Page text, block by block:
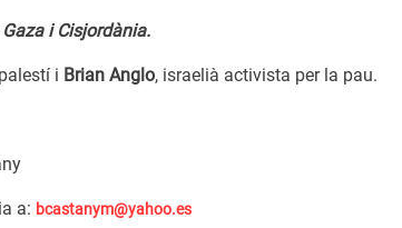
i Cisjordània.
i Brian Anglo, israelià activista per la pau.
a: bcastanym@yahoo.es